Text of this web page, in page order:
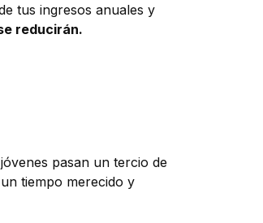
tus ingresos anuales y
reducirán.
pasan un tercio de
tiempo merecido y